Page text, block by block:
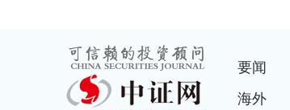
要闻
海外